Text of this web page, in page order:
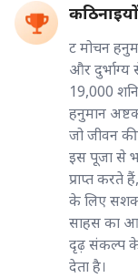
ट मोचन
और दुर्भाग्य
19,000
हनुमान
जो जीवन
इस पूजा से
प्राप्त करते
के लिए
साहस का
दृढ़ संकल्प के
देता है।